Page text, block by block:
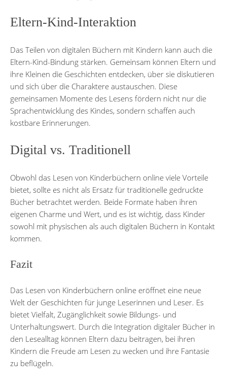
Eltern-Kind-Interaktion
Das Teilen von digitalen Büchern mit Kindern kann auch die
Eltern-Kind-Bindung stärken. Gemeinsam können Eltern und
ihre Kleinen die Geschichten entdecken, über sie diskutieren
und sich über die Charaktere austauschen. Diese
gemeinsamen Momente des Lesens fördern nicht nur die
Sprachentwicklung des Kindes, sondern schaffen auch
kostbare Erinnerungen.
Digital vs. Traditionell
Obwohl das Lesen von Kinderbüchern online viele Vorteile
bietet, sollte es nicht als Ersatz für traditionelle gedruckte
Bücher betrachtet werden. Beide Formate haben ihren
eigenen Charme und Wert, und es ist wichtig, dass Kinder
sowohl mit physischen als auch digitalen Büchern in Kontakt
kommen.
Fazit
Das Lesen von Kinderbüchern online eröffnet eine neue
Welt der Geschichten für junge Leserinnen und Leser. Es
bietet Vielfalt, Zugänglichkeit sowie Bildungs- und
Unterhaltungswert. Durch die Integration digitaler Bücher in
den Lesealltag können Eltern dazu beitragen, bei ihren
Kindern die Freude am Lesen zu wecken und ihre Fantasie
zu beflügeln.